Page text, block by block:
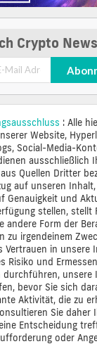
Crypto
: Alle
Website,
Social-Media-
ausschließlich
Quellen Dritter
auf unseren
und
stellen, stellt
andere Form der
zu irgendeinem
Vertrauen in unsere
Risiko und
durchführen, unsere
bevor Sie sich
Aktivität, die zu
Sie daher
Entscheidung
oder